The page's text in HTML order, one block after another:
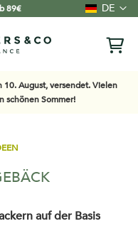
89€ Sprache
DE
August, versendet. Vielen
schönen Sommer!
auf der Basis